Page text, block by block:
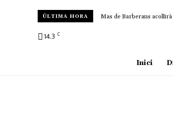
ÚLTIMA HORA Mas de Barberans
14.3 C
Inici